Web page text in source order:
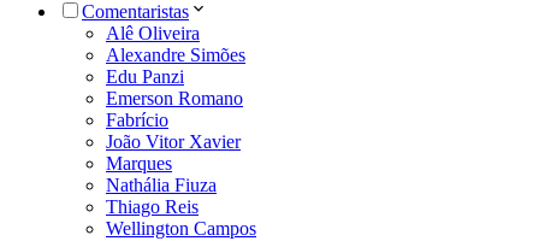
Comentaristas
Alê Oliveira
Alexandre Simões
Edu Panzi
Emerson Romano
Fabrício
João Vitor Xavier
Marques
Nathália Fiuza
Thiago Reis
Wellington Campos